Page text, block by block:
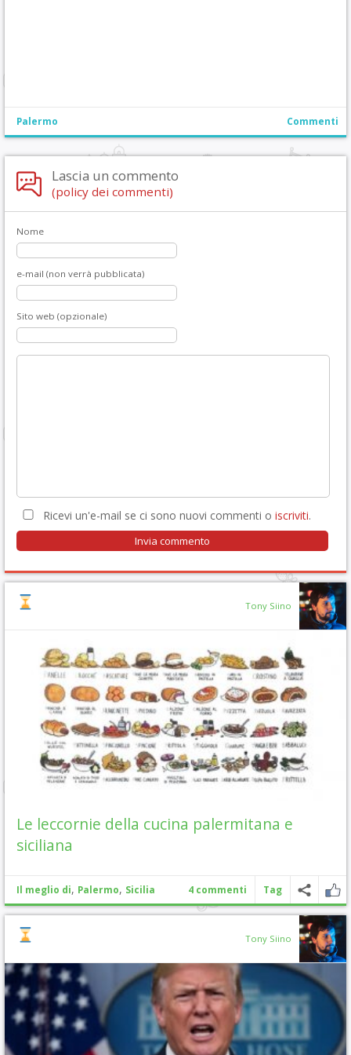
Palermo Commenti
Lascia un commento
(policy dei commenti)
Nome
e-mail (non verrà pubblicata)
Sito web (opzionale)
Ricevi un'e-mail se ci sono nuovi commenti o iscriviti.
Tony Siino
Le leccornie della cucina palermitana e
siciliana
Il meglio di, Palermo, Sicilia 4 commenti Tag
Tony Siino